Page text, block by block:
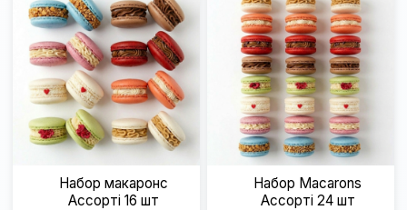
Набор макаронс
Ассорті 16 шт
Набор Macarons
Ассорті 24 шт